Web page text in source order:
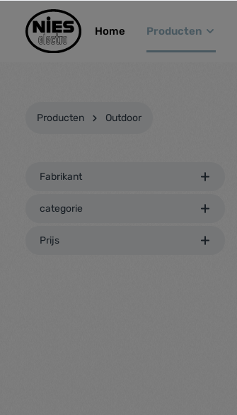
general.skipToNavigation
Home Producten
Producten Outdoor
Fabrikant
categorie
Prijs